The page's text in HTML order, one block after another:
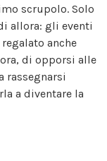
scrupolo. Solo
allora: gli eventi
anche
di opporsi alle
rassegnarsi
a diventare la